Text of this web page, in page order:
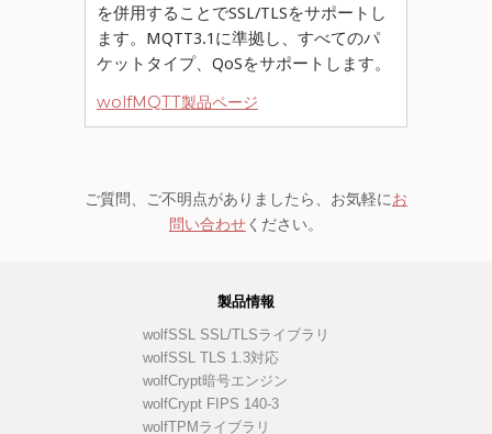
を併用することでSSL/TLSをサポートし
ます。MQTT3.1に準拠し、すべてのパ
ケットタイプ、QoSをサポートします。
wolfMQTT製品ページ
ご質問、ご不明点がありましたら、お気軽にお
問い合わせください。
製品情報
wolfSSL SSL/TLSライブラリ
wolfSSL TLS 1.3対応
wolfCrypt暗号エンジン
wolfCrypt FIPS 140-3
wolfTPMライブラリ